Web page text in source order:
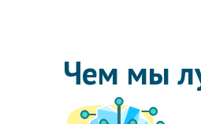
Чем мы